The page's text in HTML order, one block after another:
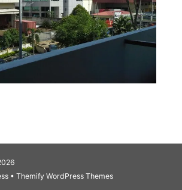
•Themify WordPress Themes